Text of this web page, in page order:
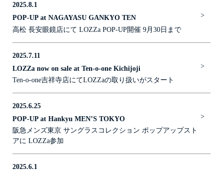
SUNGLASSES
OPTICAL
LOZZA
LOZZA ARTE
2025.8.1
POP-UP at NAGAYASU GANKYO TEN
高松 長安眼鏡店にて LOZZa POP-UP開催 9月30日まで
>
2025.7.11
LOZZa now on sale at Ten-o-one Kichijoji
Ten-o-one吉祥寺店にてLOZZaの取り扱いがスタート
>
2025.6.25
POP-UP at Hankyu MEN’S TOKYO
阪急メンズ東京 サングラスコレクション ポップアップスト
アに LOZZa参加
>
2025.6.1